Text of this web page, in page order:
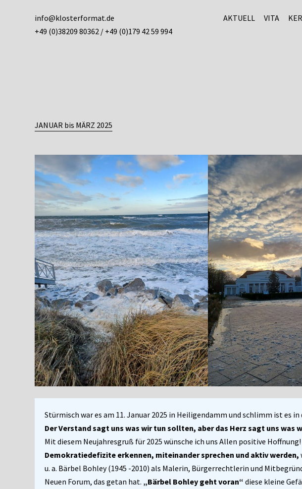
AKTUELL VITA
info@klosterformat.de
+49 (0)38209 80362 / +49 (0)179 42 59 994
JANUAR bis MÄRZ 2025
Stürmisch war es am 11. Januar 2025 in Heiligendamm und schlimm ist es
Der Verstand sagt uns was wir tun sollten, aber das Herz sagt uns was
Mit diesem Neujahresgruß für 2025 wünsche ich uns Allen positive Hoffnung!
Demokratiedefizite erkennen, miteinander sprechen und aktiv werden,
u. a. Bärbel Bohley (1945 -2010) als Malerin, Bürgerrechtlerin und
Neuen Forum, das getan hat. „Bärbel Bohley geht voran“ diese kleine